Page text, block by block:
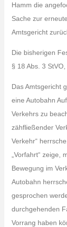
Hamm die
Sache zur
Amtsgericht
Die bisherigen
§ 18 Abs. 3
Das Amtsgericht
eine Autobahn
Verkehrs zu
zähfließender
Verkehr“
„Vorfahrt“ zeige,
Bewegung im
Autobahn
gesprochen
durchgehenden
Vorrang haben